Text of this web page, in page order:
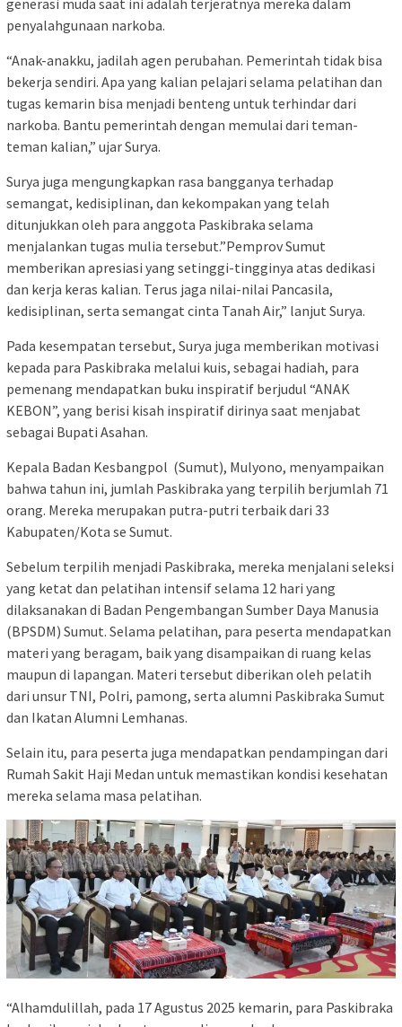
penyalahgunaan narkoba.
“Anak-anakku, jadilah agen perubahan. Pemerintah tidak bisa
bekerja sendiri. Apa yang kalian pelajari selama pelatihan dan
tugas kemarin bisa menjadi benteng untuk terhindar dari
narkoba. Bantu pemerintah dengan memulai dari teman-
teman kalian,” ujar Surya.
Surya juga mengungkapkan rasa bangganya terhadap
semangat, kedisiplinan, dan kekompakan yang telah
ditunjukkan oleh para anggota Paskibraka selama
menjalankan tugas mulia tersebut.”Pemprov Sumut
memberikan apresiasi yang setinggi-tingginya atas dedikasi
dan kerja keras kalian. Terus jaga nilai-nilai Pancasila,
kedisiplinan, serta semangat cinta Tanah Air,” lanjut Surya.
Pada kesempatan tersebut, Surya juga memberikan motivasi
kepada para Paskibraka melalui kuis, sebagai hadiah, para
pemenang mendapatkan buku inspiratif berjudul “ANAK
KEBON”, yang berisi kisah inspiratif dirinya saat menjabat
sebagai Bupati Asahan.
Kepala Badan Kesbangpol (Sumut), Mulyono, menyampaikan
bahwa tahun ini, jumlah Paskibraka yang terpilih berjumlah 71
orang. Mereka merupakan putra-putri terbaik dari 33
Kabupaten/Kota se Sumut.
Sebelum terpilih menjadi Paskibraka, mereka menjalani seleksi
yang ketat dan pelatihan intensif selama 12 hari yang
dilaksanakan di Badan Pengembangan Sumber Daya Manusia
(BPSDM) Sumut. Selama pelatihan, para peserta mendapatkan
materi yang beragam, baik yang disampaikan di ruang kelas
maupun di lapangan. Materi tersebut diberikan oleh pelatih
dari unsur TNI, Polri, pamong, serta alumni Paskibraka Sumut
dan Ikatan Alumni Lemhanas.
Selain itu, para peserta juga mendapatkan pendampingan dari
Rumah Sakit Haji Medan untuk memastikan kondisi kesehatan
mereka selama masa pelatihan.
“Alhamdulillah, pada 17 Agustus 2025 kemarin, para Paskibraka